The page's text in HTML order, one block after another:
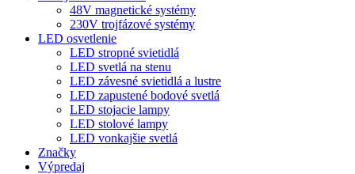
48V magnetické systémy
230V trojfázové systémy
LED osvetlenie
LED stropné svietidlá
LED svetlá na stenu
LED závesné svietidlá a lustre
LED zapustené bodové svetlá
LED stojacie lampy
LED stolové lampy
LED vonkajšie svetlá
Značky
Výpredaj